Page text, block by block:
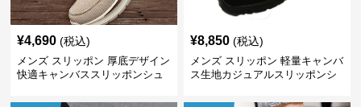
¥4,690 (税込)
メンズ スリッポン 厚底デザイン
快適キャンバススリッポンシュ
¥8,850 (税込)
メンズ スリッポン 軽量キャンバ
ス生地カジュアルスリッポンシ